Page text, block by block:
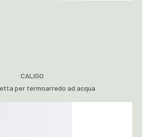
CALIGO
per termoarredo ad acqua